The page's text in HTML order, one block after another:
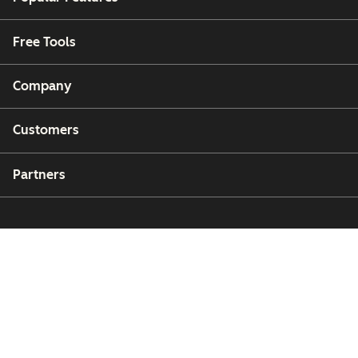
Free Tools
Company
Customers
Partners